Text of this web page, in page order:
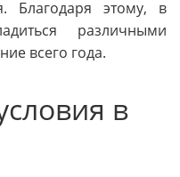
Благодаря этому, в
различными
всего года.
в